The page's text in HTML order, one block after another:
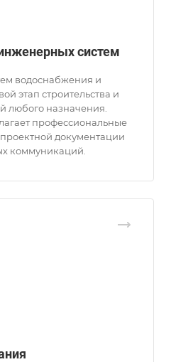
систем
водоснабжения и
этап строительства и
любого назначения.
профессиональные
документации
коммуникаций.